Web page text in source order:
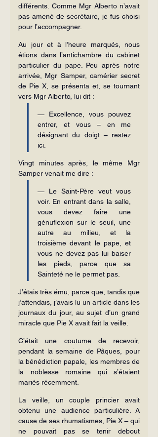
différents. Comme Mgr Alberto n’avait
pas amené de secrétaire, je fus choisi
pour l’accompagner.
Au jour et à l’heure marqués, nous
étions dans l’antichambre du cabinet
particulier du pape. Peu après notre
arrivée, Mgr Samper, camérier secret
de Pie X, se présenta et, se tournant
vers Mgr Alberto, lui dit :
— Excellence, vous pouvez
entrer, et vous – en me
désignant du doigt – restez
ici.
Vingt minutes après, le même Mgr
Samper venait me dire :
— Le Saint-Père veut vous
voir. En entrant dans la salle,
vous devez faire une
génuflexion sur le seuil, une
autre au milieu, et la
troisième devant le pape, et
vous ne devez pas lui baiser
les pieds, parce que sa
Sainteté ne le permet pas.
J’étais très ému, parce que, tandis que
j’attendais, j’avais lu un article dans les
journaux du jour, au sujet d’un grand
miracle que Pie X avait fait la veille.
C’était une coutume de recevoir,
pendant la semaine de Pâques, pour
la bénédiction papale, les membres de
la noblesse romaine qui s’étaient
mariés récemment.
La veille, un couple princier avait
obtenu une audience particulière. A
cause de ses rhumatismes, Pie X – qui
ne pouvait pas se tenir debout